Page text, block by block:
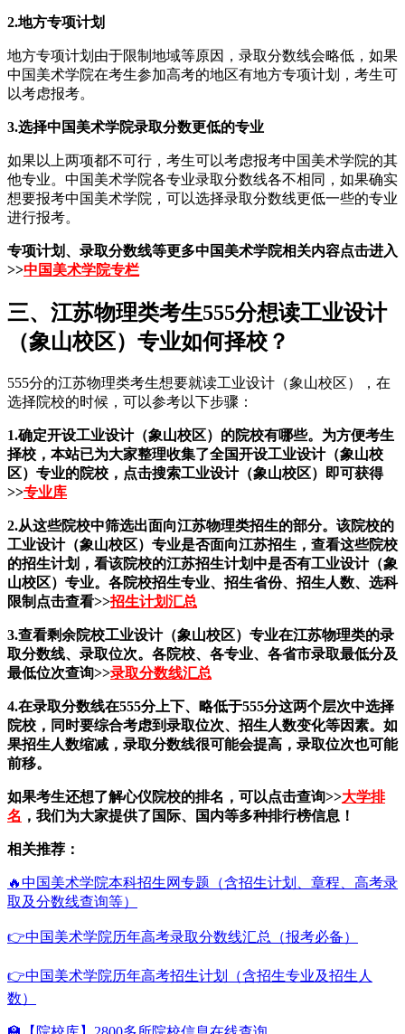
2.地方专项计划
地方专项计划由于限制地域等原因，录取分数线会略低，如果
中国美术学院在考生参加高考的地区有地方专项计划，考生可
以考虑报考。
3.选择中国美术学院录取分数更低的专业
如果以上两项都不可行，考生可以考虑报考中国美术学院的其
他专业。中国美术学院各专业录取分数线各不相同，如果确实
想要报考中国美术学院，可以选择录取分数线更低一些的专业
进行报考。
专项计划、录取分数线等更多中国美术学院相关内容点击进入
>>中国美术学院专栏
三、江苏物理类考生555分想读工业设计
（象山校区）专业如何择校？
555分的江苏物理类考生想要就读工业设计（象山校区），在
选择院校的时候，可以参考以下步骤：
1.确定开设工业设计（象山校区）的院校有哪些。为方便考生
择校，本站已为大家整理收集了全国开设工业设计（象山校
区）专业的院校，点击搜索工业设计（象山校区）即可获得
>>专业库
2.从这些院校中筛选出面向江苏物理类招生的部分。该院校的
工业设计（象山校区）专业是否面向江苏招生，查看这些院校
的招生计划，看该院校的江苏招生计划中是否有工业设计（象
山校区）专业。各院校招生专业、招生省份、招生人数、选科
限制点击查看>>招生计划汇总
3.查看剩余院校工业设计（象山校区）专业在江苏物理类的录
取分数线、录取位次。各院校、各专业、各省市录取最低分及
最低位次查询>>录取分数线汇总
4.在录取分数线在555分上下、略低于555分这两个层次中选择
院校，同时要综合考虑到录取位次、招生人数变化等因素。如
果招生人数缩减，录取分数线很可能会提高，录取位次也可能
前移。
如果考生还想了解心仪院校的排名，可以点击查询>>大学排
名 ，我们为大家提供了国际、国内等多种排行榜信息！
相关推荐：
🔥中国美术学院本科招生网专题（含招生计划、章程、高考录
取及分数线查询等）
👉中国美术学院历年高考录取分数线汇总（报考必备）
👉中国美术学院历年高考招生计划（含招生专业及招生人
数）